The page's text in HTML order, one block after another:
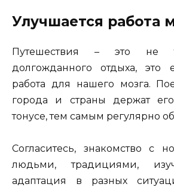
Улучшается работа
Путешествия – это не
долгожданного отдыха,
работа для нашего мозга.
города и страны держат
тонусе, тем самым регулярно
Согласитесь, знакомство с
людьми, традициями,
адаптация в разных